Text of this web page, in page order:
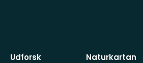
Udforsk
Naturkartan